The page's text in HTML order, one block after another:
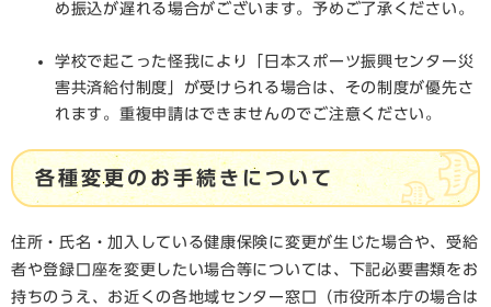
め振込が遅れる場合がございます。予めご了承ください。
学校で起こった怪我により「日本スポーツ振興センター災
害共済給付制度」が受けられる場合は、その制度が優先さ
れます。重複申請はできませんのでご注意ください。
各種変更のお手続きについて​
住所・氏名・加入している健康保険に変更が生じた場合や、受給
者や登録口座を変更したい場合等については、下記必要書類をお
持ちのうえ、お近くの各地域センター窓口（市役所本庁の場合は